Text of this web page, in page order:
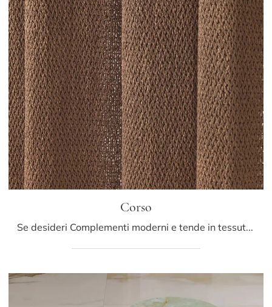
Corso
Se desideri Complementi moderni e tende in tessuto ottieni informazioni sul modello Corso del marchio Athena Collezioni.